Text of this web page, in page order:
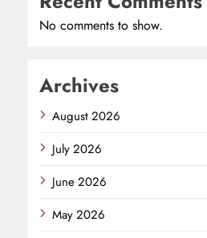
No comments to show.
Archives
August 2026
July 2026
June 2026
May 2026